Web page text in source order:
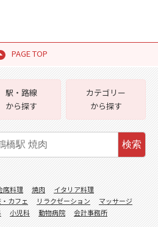
PAGE TOP
駅・路線
から探す
カテゴリー
から探す
検索
席料理 焼肉
イタリア料理
カフェ リラクゼーション
マッサージ
小児科 動物病院
会計事務所